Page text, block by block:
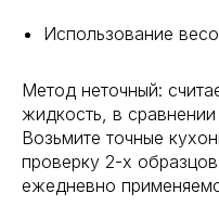
Использование
Метод неточный:
жидкость, в
Возьмите точные
проверку 2-х
ежедневно